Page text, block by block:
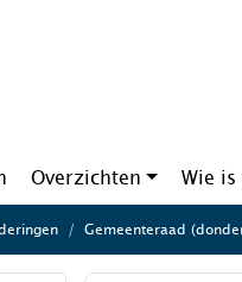
Overzichten Wie is
Gemeenteraad